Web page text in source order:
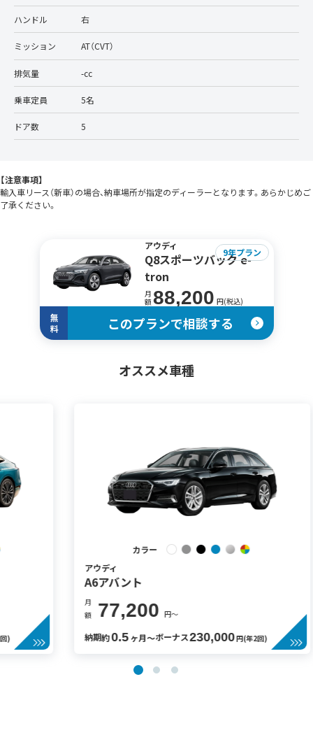
ハンドル 右
ミッション AT（CVT）
排気量 -cc
乗車定員 5名
ドア数 5
【注意事項】
輸入車リース（新車）の場合、納車場所が指定のディーラーとなります。あらかじめご
了承ください。
アウディ
Q8スポーツバック e-
tron
月
額 88,200 円(税込)
9年プラン
無
料
このプランで相談する
オススメ車種
A6アバント
額
77,200 円〜
0.5ヶ月〜ボーナス230,000円(年2回)
額